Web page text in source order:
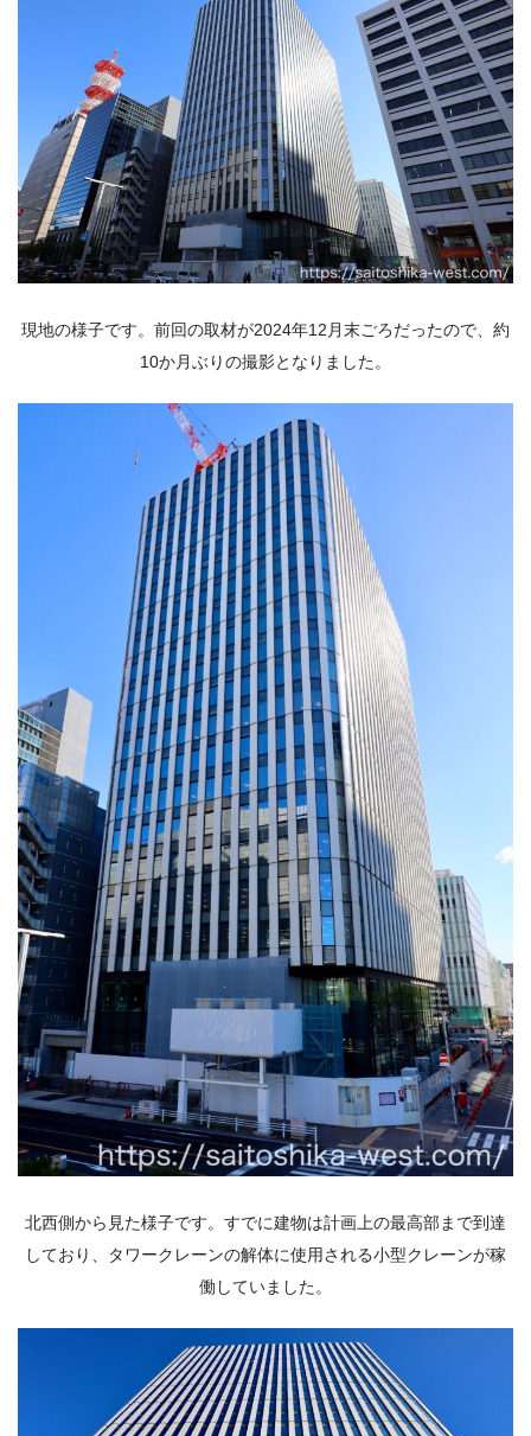
現地の様子です。前回の取材が2024年12月末ごろだったので、約
10か月ぶりの撮影となりました。
北西側から見た様子です。すでに建物は計画上の最高部まで到達
しており、タワークレーンの解体に使用される小型クレーンが稼
働していました。